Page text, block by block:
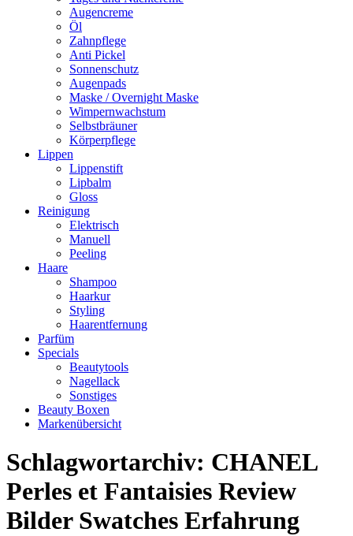
Augencreme
Öl
Zahnpflege
Anti Pickel
Sonnenschutz
Augenpads
Maske / Overnight Maske
Wimpernwachstum
Selbstbräuner
Körperpflege
Lippen
Lippenstift
Lipbalm
Gloss
Reinigung
Elektrisch
Manuell
Peeling
Haare
Shampoo
Haarkur
Styling
Haarentfernung
Parfüm
Specials
Beautytools
Nagellack
Sonstiges
Beauty Boxen
Markenübersicht
Schlagwortarchiv: CHANEL
Perles et Fantaisies Review
Bilder Swatches Erfahrung